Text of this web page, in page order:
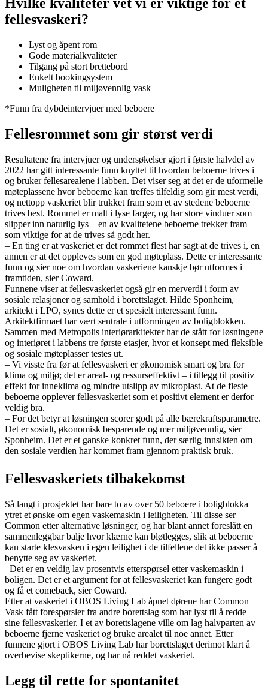
Hvilke kvaliteter vet vi er viktige for et
fellesvaskeri?
Lyst og åpent rom
Gode materialkvaliteter
Tilgang på stort brettebord
Enkelt bookingsystem
Muligheten til miljøvennlig vask
*Funn fra dybdeintervjuer med beboere
Fellesrommet som gir størst verdi
Resultatene fra intervjuer og undersøkelser gjort i første halvdel av
2022 har gitt interessante funn knyttet til hvordan beboerne trives i
og bruker fellesarealene i labben. Det viser seg at det er de uformelle
møteplassene hvor beboerne kan treffes tilfeldig som gir mest verdi,
og nettopp vaskeriet blir trukket fram som et av stedene beboerne
trives best. Rommet er malt i lyse farger, og har store vinduer som
slipper inn naturlig lys – en av kvalitetene beboerne trekker fram
som viktige for at de trives så godt her.
– En ting er at vaskeriet er det rommet flest har sagt at de trives i, en
annen er at det oppleves som en god møteplass. Dette er interessante
funn og sier noe om hvordan vaskeriene kanskje bør utformes i
framtiden, sier Coward.
Funnene viser at fellesvaskeriet også gir en merverdi i form av
sosiale relasjoner og samhold i borettslaget. Hilde Sponheim,
arkitekt i LPO, synes dette er et spesielt interessant funn.
Arkitektfirmaet har vært sentrale i utformingen av boligblokken.
Sammen med Metropolis interiørarkitekter har de stått for løsningene
og interiøret i labbens tre første etasjer, hvor et konsept med fleksible
og sosiale møteplasser testes ut.
– Vi visste fra før at fellesvaskeri er økonomisk smart og bra for
klima og miljø; det er areal- og ressurseffektivt – i tillegg til positiv
effekt for inneklima og mindre utslipp av mikroplast. At de fleste
beboerne opplever fellesvaskeriet som et positivt element er derfor
veldig bra.
– For det betyr at løsningen scorer godt på alle bærekraftsparametre.
Det er sosialt, økonomisk besparende og mer miljøvennlig, sier
Sponheim. Det er et ganske konkret funn, der særlig innsikten om
den sosiale verdien har kommet fram gjennom praktisk bruk.
Fellesvaskeriets tilbakekomst
Så langt i prosjektet har bare to av over 50 beboere i boligblokka
ytret et ønske om egen vaskemaskin i leiligheten. Til disse ser
Common etter alternative løsninger, og har blant annet foreslått en
sammenleggbar balje hvor klærne kan bløtlegges, slik at beboerne
kan starte klesvasken i egen leilighet i de tilfellene det ikke passer å
benytte seg av vaskeriet.
–Det er en veldig lav prosentvis etterspørsel etter vaskemaskin i
boligen. Det er et argument for at fellesvaskeriet kan fungere godt
og få et comeback, sier Coward.
Etter at vaskeriet i OBOS Living Lab åpnet dørene har Common
Vask fått forespørsler fra andre borettslag som har lyst til å redde
sine fellesvaskerier. I et av borettslagene ville om lag halvparten av
beboerne fjerne vaskeriet og bruke arealet til noe annet. Etter
funnene gjort i OBOS Living Lab har borettslaget derimot klart å
overbevise skeptikerne, og har nå reddet vaskeriet.
Legg til rette for spontanitet